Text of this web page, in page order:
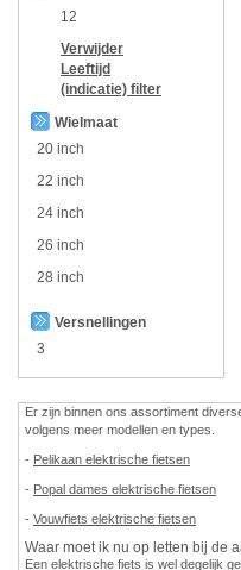
12
Verwijder
Leeftijd
(indicatie) filter
Wielmaat
20 inch
22 inch
24 inch
26 inch
28 inch
Versnellingen
3
Er zijn binnen ons assortiment
volgens meer modellen en types.
- Pelikaan elektrische fietsen
- Popal dames elektrische fietsen
- Vouwfiets elektrische fietsen
Waar moet ik nu op letten bij de
Een elektrische fiets is wel degelijk